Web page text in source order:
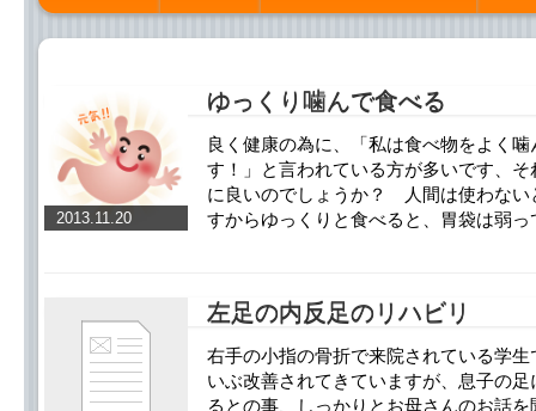
2013.11.20
ゆっくり噛んで食べる
良く健康の為に、「私は食べ物をよく
す！」と言われている方が多いです、
に良いのでしょうか？ 人間は使わない
すからゆっくりと食べると、胃袋は弱
左足の内反足のリハビリ
右手の小指の骨折で来院されている学
いぶ改善されてきていますが、息子の
るとの事、しっかりとお母さんのお話